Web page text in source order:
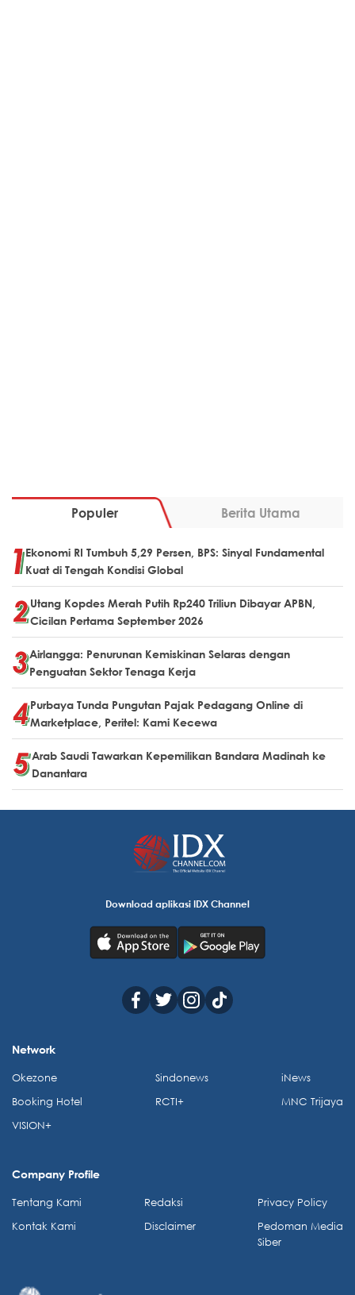
Populer Berita Utama
Ekonomi RI Tumbuh 5,29 Persen, BPS: Sinyal Fundamental
Kuat di Tengah Kondisi Global
Utang Kopdes Merah Putih Rp240 Triliun Dibayar APBN,
Cicilan Pertama September 2026
Airlangga: Penurunan Kemiskinan Selaras dengan
Penguatan Sektor Tenaga Kerja
Purbaya Tunda Pungutan Pajak Pedagang Online di
Marketplace, Peritel: Kami Kecewa
Arab Saudi Tawarkan Kepemilikan Bandara Madinah ke
Danantara
Download aplikasi IDX Channel
Network
Okezone
Booking Hotel
VISION+
Sindonews
RCTI+
iNews
MNC Trijaya
Company Profile
Tentang Kami
Kontak Kami
Redaksi
Disclaimer
Privacy Policy
Pedoman Media
Siber